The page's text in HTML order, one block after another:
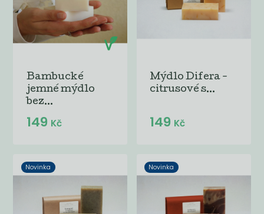
Bambucké
jemné mýdlo
bez...
149 Kč
Mýdlo Difera -
citrusové s...
149 Kč
Novinka Novinka